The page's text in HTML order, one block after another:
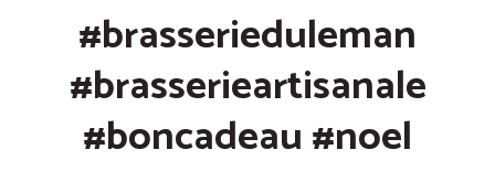
#brasserieduleman
#brasserieartisanale
#boncadeau#noel